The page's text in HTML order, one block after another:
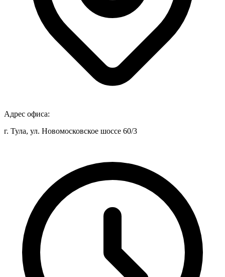
Адрес офиса:
г. Тула, ул. Новомосковское шоссе 60/3